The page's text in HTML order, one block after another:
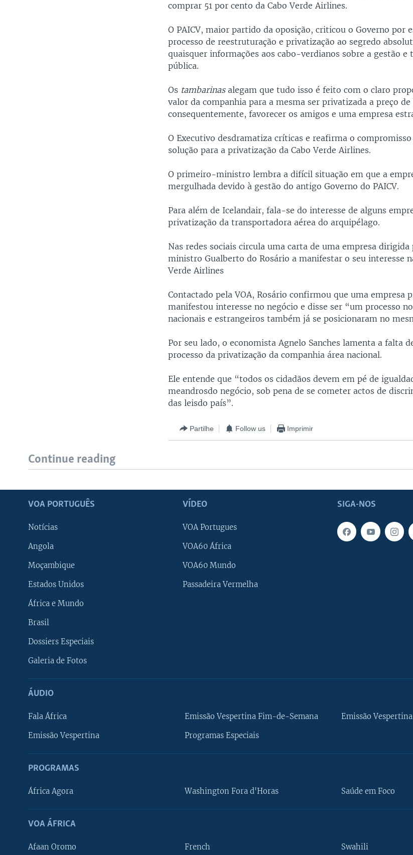
comprar 51 por cento da Cabo Verde Airlines.
O PAICV, maior partido da oposição, criticou o Governo por
processo de reestruturação e privatização ao segredo
quaisquer informações aos cabo-verdianos sobre a gestão e
pública.
Os tambarinasalegam que tudo isso é feito com o claro
valor da companhia para a mesma ser privatizada a preço de
consequentemente, favorecer os amigos e uma empresa
O Executivo desdramatiza críticas e reafirma o
solução para a privatização da Cabo Verde Airlines.
O primeiro-ministro lembra a difícil situação em que a
mergulhada devido à gestão do antigo Governo do PAICV.
Para além de Icelandair, fala-se do interesse de alguns
privatização da transportadora aérea do arquipélago.
Nas redes sociais circula uma carta de uma empresa
ministro Gualberto do Rosário a manifestar o seu interesse
Verde Airlines
Contactado pela VOA, Rosário confirmou que uma empresa
manifestou interesse no negócio e disse ser “um processo
nacionais e estrangeiros também já se posicionaram no
Por seu lado, o economista Agnelo Sanches lamenta a falta
processo da privatização da companhia área nacional.
Ele entende que “todos os cidadãos devem em pé de
meandrosdo negócio, sob pena de se cometer actos de
das leisdo país”.
Partilhe Follow us Imprimir
Continue reading
SIGA-NOS
VOA PORTUGUÊS
Notícias
Angola
Moçambique
Estados Unidos
África e Mundo
Brasil
Dossiers Especiais
Galeria de Fotos
VÍDEO
VOA Portugues
VOA60 África
VOA60 Mundo
Passadeira Vermelha
ÁUDIO
Fala África
Emissão Vespertina
Emissão Vespertina Fim-de-Semana
Programas Especiais
Emissão
PROGRAMAS
África Agora Washington Fora d'Horas Saúde em Foco
VOA ÁFRICA
Afaan Oromo French Swahili